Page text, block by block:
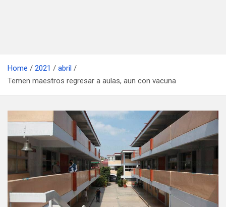
Home 2021
abril
Temen maestros regresar a aulas, aun con vacuna